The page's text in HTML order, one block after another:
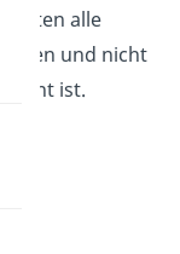
alle
und nicht
ist.